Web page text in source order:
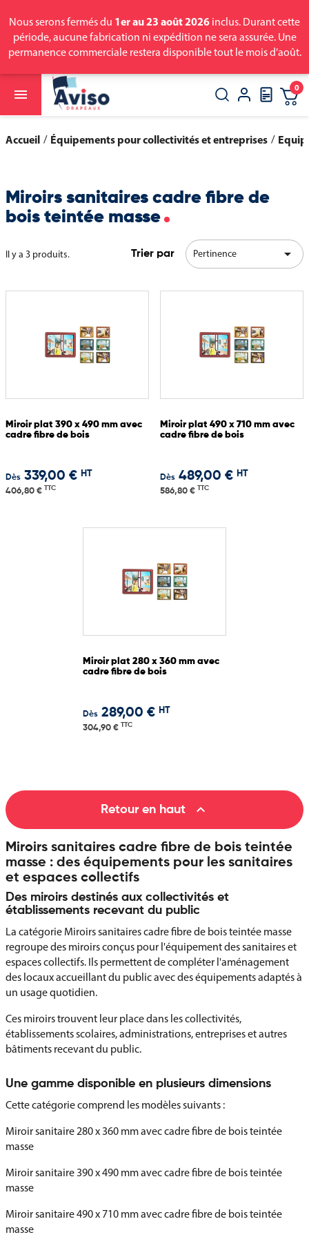
Nous serons fermés du 1er au 23 août 2026 inclus. Durant cette
période, aucune fabrication ni expédition ne sera assurée. Une
permanence commerciale restera disponible tout le mois d’août.
 0
search
Accueil Équipements pour collectivités et entreprises
Miroirs sanitaires cadre fibre de
bois teintée masse
Il y a 3 produits. Trier par Pertinence 
Miroir plat 390 x 490 mm avec
cadre fibre de bois
Dès 339,00 € HT
406,80 € TTC
Miroir plat 490 x 710 mm avec
cadre fibre de bois
Dès 489,00 € HT
586,80 € TTC
Miroir plat 280 x 360 mm avec
cadre fibre de bois
Dès 289,00 € HT
304,90 € TTC
Retour en haut 
Miroirs sanitaires cadre fibre de bois teintée
masse : des équipements pour les sanitaires
et espaces collectifs
Des miroirs destinés aux collectivités et
établissements recevant du public
La catégorie Miroirs sanitaires cadre fibre de bois teintée masse
regroupe des miroirs conçus pour l'équipement des sanitaires et
espaces collectifs. Ils permettent de compléter l'aménagement
des locaux accueillant du public avec des équipements adaptés à
un usage quotidien.
Ces miroirs trouvent leur place dans les collectivités,
établissements scolaires, administrations, entreprises et autres
bâtiments recevant du public.
Une gamme disponible en plusieurs dimensions
Cette catégorie comprend les modèles suivants :
Miroir sanitaire 280 x 360 mm avec cadre fibre de bois teintée
masse
Miroir sanitaire 390 x 490 mm avec cadre fibre de bois teintée
masse
Miroir sanitaire 490 x 710 mm avec cadre fibre de bois teintée
masse